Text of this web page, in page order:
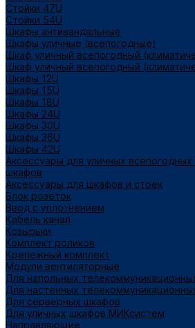
Стойки 47U
Стойки 54U
Шкафы антивандальные
Шкафы уличные (всепогодные)
Шкаф уличный всепогодный
Шкаф уличный всепогодный
Шкафы 12U
Шкафы 15U
Шкафы 18U
Шкафы 24U
Шкафы 30U
Шкафы 36U
Шкафы 42U
Аксессуары для уличных всепогодных
шкафов
Аксессуары для шкафов и стоек
Блок розеток
Ввод с уплотнением
Кабель канал
Козырьки
Комплект роликов
Крепежный комплект
Модули вентиляторные
Для напольных
Для настенных
Для серверных шкафов
Для уличных шкафов МИКсистем
Направляющие